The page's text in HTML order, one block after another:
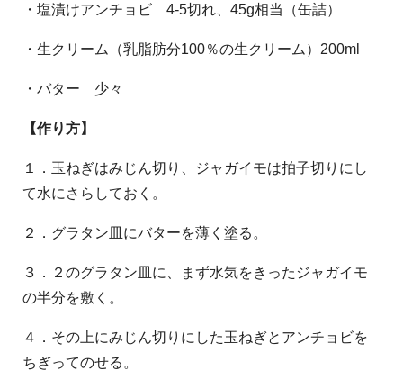
・塩漬けアンチョビ 4-5切れ、45g相当（缶詰）
・生クリーム（乳脂肪分100％の生クリーム）200ml
・バター 少々
【作り方】
１．玉ねぎはみじん切り、ジャガイモは拍子切りにし
て水にさらしておく。
２．グラタン皿にバターを薄く塗る。
３．２のグラタン皿に、まず水気をきったジャガイモ
の半分を敷く。
４．その上にみじん切りにした玉ねぎとアンチョビを
ちぎってのせる。